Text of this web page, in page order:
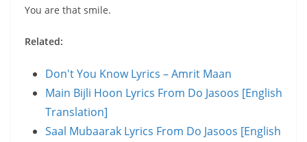
You are that smile.
Related:
Don't You Know Lyrics – Amrit Maan
Main Bijli Hoon Lyrics From Do Jasoos [English
Translation]
Saal Mubaarak Lyrics From Do Jasoos [English